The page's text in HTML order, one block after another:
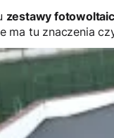
zestawy
ma tu znaczenia